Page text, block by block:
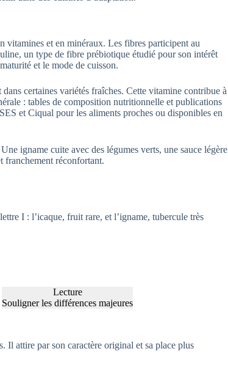
vitamines et en minéraux. Les fibres participent au
un type de fibre prébiotique étudié pour son intérêt
et le mode de cuisson.
certaines variétés fraîches. Cette vitamine contribue à
: tables de composition nutritionnelle et publications
et Ciqual pour les aliments proches ou disponibles en
igname cuite avec des légumes verts, une sauce légère
franchement réconfortant.
I : l’icaque, fruit rare, et l’igname, tubercule très
Lecture
Souligner les différences majeures
Il attire par son caractère original et sa place plus